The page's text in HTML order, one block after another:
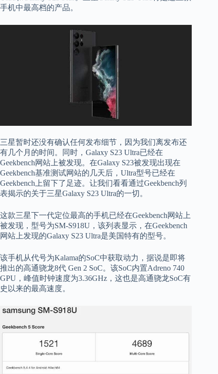
手机中最高档的产品。
三星暂时还没有确认任何发布细节，因为我们离发布还
有几个月的时间。同时，Galaxy S23 Ultra已经在
Geekbench网站上被发现。在Galaxy S23被发现出现在
Geekbench基准测试网站的几天后，Ultra型号已经在
Geekbench上留下了足迹。让我们看看通过Geekbench列
表揭示的关于三星Galaxy S23 Ultra的一切。
这款三星下一代定位最高的手机已经在Geekbench网站上
被发现，型号为SM-S918U，该列表显示，在Geekbench
网站上发现的Galaxy S23 Ultra是美国特有的型号。
该手机从代号为Kalama的SoC中获取动力，据说是即将
推出的高通骁龙8代 Gen 2 SoC。该SoC内置Adreno 740
GPU，峰值时钟速度为3.36GHz，这也是高通骁龙SoC有
史以来的最高速度。